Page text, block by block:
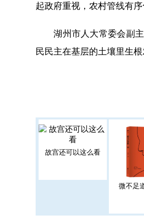
起政府重视，农村管线有序
湖州市人大常委会副主任
民民主在基层的土壤里生
故宫还可以这么看
微不足